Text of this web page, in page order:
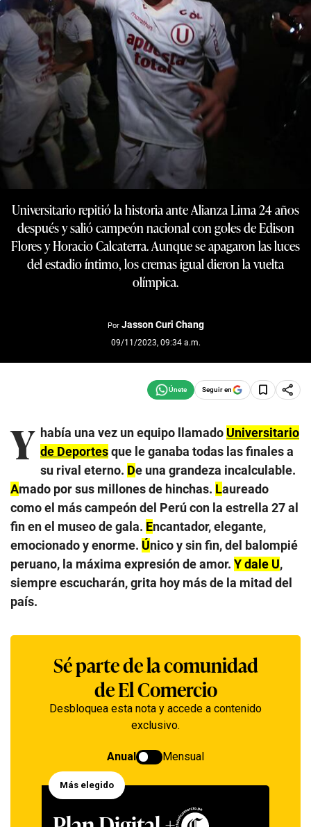
Universitario repitió la historia ante Alianza Lima 24 años
después y salió campeón nacional con goles de Edison
Flores y Horacio Calcaterra. Aunque se apagaron las luces
del estadio íntimo, los cremas igual dieron la vuelta
olímpica.
Por Jasson Curi Chang
09/11/2023, 09:34 a.m.
Seguir en
Y había una vez un equipo llamado Universitario
de Deportesque le ganaba todas las finales a
su rival eterno. De una grandeza incalculable.
Amado por sus millones de hinchas. Laureado
como el más campeón del Perú con la estrella 27 al
fin en el museo de gala. Encantador, elegante,
emocionado y enorme. Único y sin fin, del balompié
peruano, la máxima expresión de amor. Y dale U,
siempre escucharán, grita hoy más de la mitad del
país.